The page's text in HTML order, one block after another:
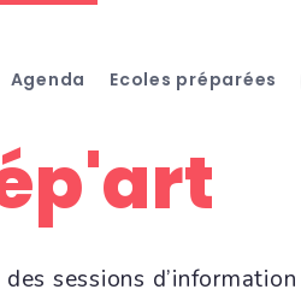
Agenda Ecoles préparées
sessions